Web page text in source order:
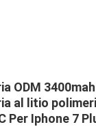
alta
6.2 X
X